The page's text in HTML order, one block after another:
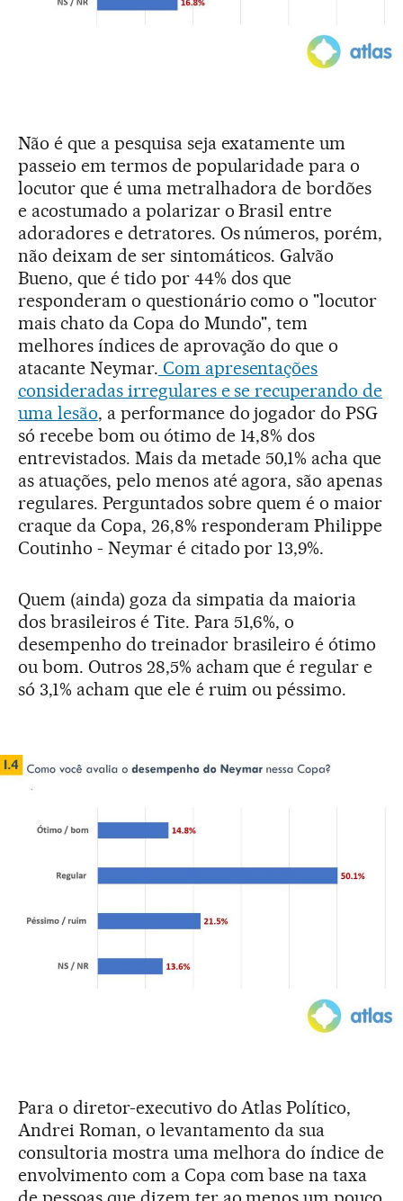
Não é que a pesquisa seja exatamente um
passeio em termos de popularidade para o
locutor que é uma metralhadora de bordões
e acostumado a polarizar o Brasil entre
adoradores e detratores. Os números, porém,
não deixam de ser sintomáticos. Galvão
Bueno, que é tido por 44% dos que
responderam o questionário como o "locutor
mais chato da Copa do Mundo", tem
melhores índices de aprovação do que o
atacante Neymar. Com apresentações
consideradas irregulares e se recuperando de
uma lesão, a performance do jogador do PSG
só recebe bom ou ótimo de 14,8% dos
entrevistados. Mais da metade 50,1% acha que
as atuações, pelo menos até agora, são apenas
regulares. Perguntados sobre quem é o maior
craque da Copa, 26,8% responderam Philippe
Coutinho - Neymar é citado por 13,9%.
Quem (ainda) goza da simpatia da maioria
dos brasileiros é Tite. Para 51,6%, o
desempenho do treinador brasileiro é ótimo
ou bom. Outros 28,5% acham que é regular e
só 3,1% acham que ele é ruim ou péssimo.
Para o diretor-executivo do Atlas Político,
Andrei Roman, o levantamento da sua
consultoria mostra uma melhora do índice de
envolvimento com a Copa com base na taxa